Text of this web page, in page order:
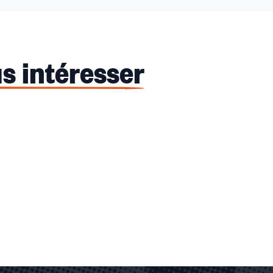
intéresser